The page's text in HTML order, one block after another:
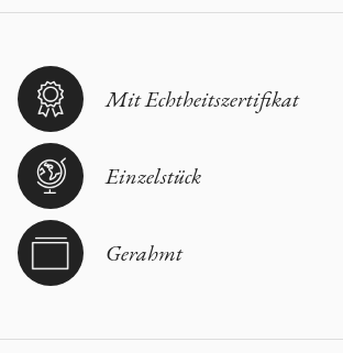
Mit Echtheitszertifikat
Einzelstück
Gerahmt